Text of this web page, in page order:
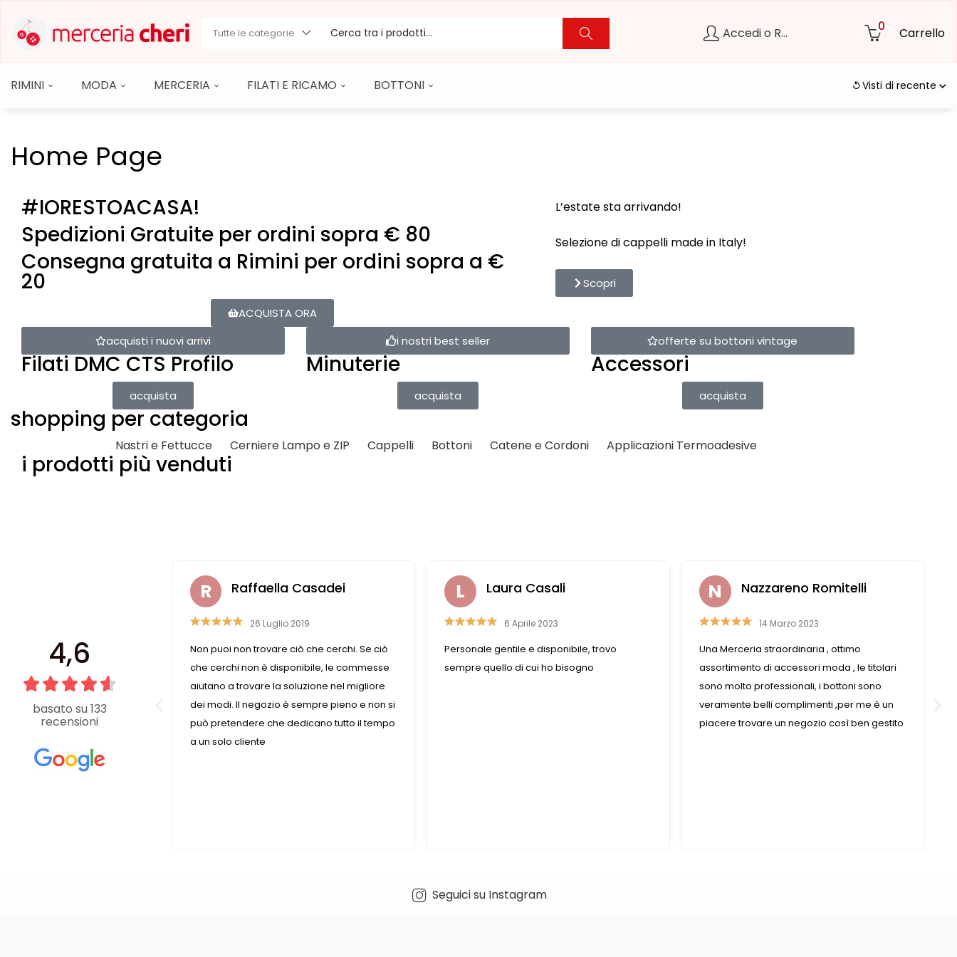
Tutte le categorie Accedi o Registrati 0 Carrello
RIMINI MODA MERCERIA FILATI E RICAMO BOTTONI Visti di recente
Home Page
#IORESTOACASA!
Spedizioni Gratuite per ordini sopra € 80
Consegna gratuita a Rimini per ordini sopra a €
20
ACQUISTA ORA
L’estate sta arrivando!
Selezione di cappelli made in Italy!
Scopri
acquisti i nuovi arrivi i nostri best seller offerte su bottoni vintage
Filati DMC CTS Profilo
acquista
Minuterie
acquista
Accessori
acquista
shopping per categoria
Nastri e Fettucce Cerniere Lampo e ZIP Cappelli Bottoni Catene e Cordoni Applicazioni Termoadesive
i prodotti più venduti
4,6
basato su 133
recensioni
gentilezza caratterizzano
fornitissimo nel suo genere.
Raffaella Casadei
26 Luglio 2019
Non puoi non trovare ciò che cerchi. Se ciò
che cerchi non è disponibile, le commesse
aiutano a trovare la soluzione nel migliore
dei modi. Il negozio è sempre pieno e non si
può pretendere che dedicano tutto il tempo
a un solo cliente
Laura Casali
6 Aprile 2023
Personale gentile e disponibile, trovo
sempre quello di cui ho bisogno
Nazzareno Romitelli
14 Marzo 2023
Una Merceria straordinaria , ottimo
assortimento di accessori moda , le titolari
sono molto professionali, i bottoni sono
veramente belli complimenti ,per me è un
piacere trovare un negozio così ben gestito
Seguici su Instagram